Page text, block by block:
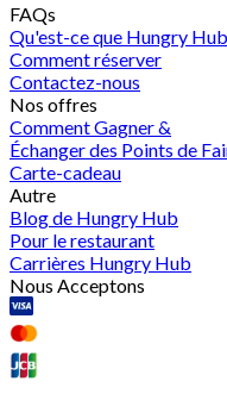
FAQs
Qu'est-ce que Hungry Hub
Comment réserver
Contactez-nous
Nos offres
Comment Gagner &
Échanger des Points de
Carte-cadeau
Autre
Blog de Hungry Hub
Pour le restaurant
Carrières Hungry Hub
Nous Acceptons